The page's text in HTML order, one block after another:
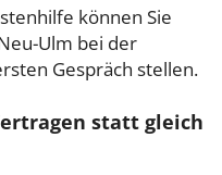
können Sie
Ulm bei der
Gespräch stellen.
statt gleich